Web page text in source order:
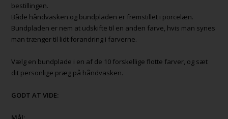
bestillingen.
Både håndvasken og bundpladen er fremstillet i porcelæn.
Bundpladen er nem at udskifte til en anden farve, hvis man synes
man trænger til lidt forandring i farverne.
Vælg en bundplade i en af de 10 forskellige flotte farver, og sæt
dit personlige præg på håndvasken.
GODT AT VIDE: